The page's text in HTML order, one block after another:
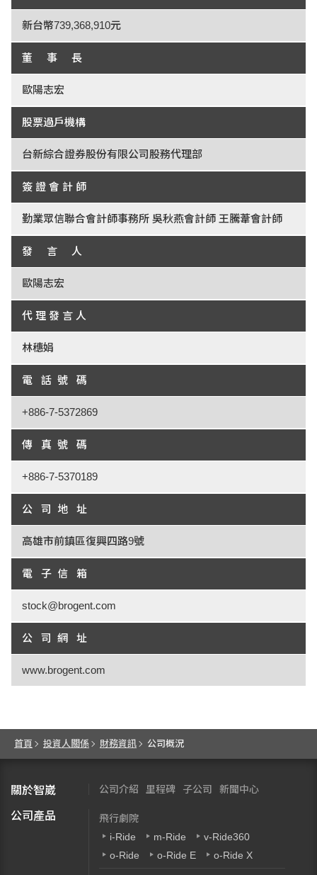
新台幣739,368,910元
董 事 長
歐陽志宏
股票過戶機構
台新綜合證券股份有限公司股務代理部
簽 證 會 計 師
勤業眾信聯合會計師事務所 吳秋燕會計師 王騰葦會計師
發 言 人
歐陽志宏
代 理 發 言 人
林穗娟
電 話 號 碼
+886-7-5372869
傳 真 號 碼
+886-7-5370189
公 司 地 址
高雄市前鎮區復興四路9號
電 子 信 箱
stock@brogent.com
公 司 網 址
www.brogent.com
首頁 投資人關係 財務資訊 公司概況
關於智崴 公司介紹 里程碑 子公司 新聞中心
公司產品
飛行劇院
i-Ride
m-Ride
v-Ride360
o-Ride
o-Ride E o-Ride X